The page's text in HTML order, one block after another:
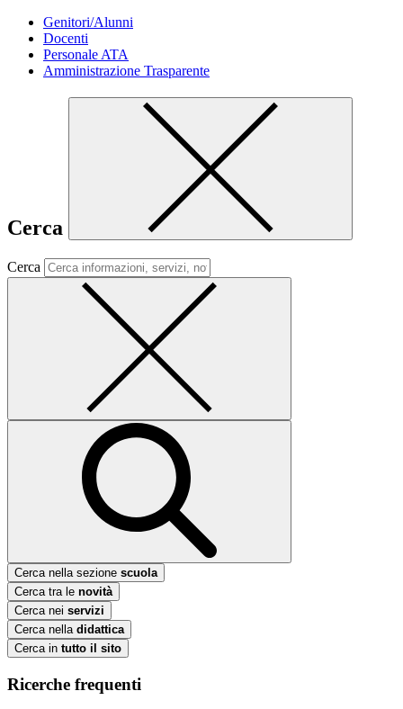
Genitori/Alunni
Docenti
Personale ATA
Amministrazione Trasparente
Cerca
Cerca
Cerca nella sezione scuola
Cerca tra le novità
Cerca nei servizi
Cerca nella didattica
Cerca in tutto il sito
Ricerche frequenti